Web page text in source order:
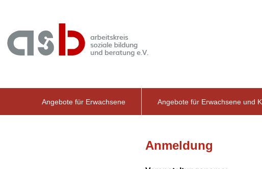
Angebote für Erwachsene Angebote für Erwachsene und
Anmeldung